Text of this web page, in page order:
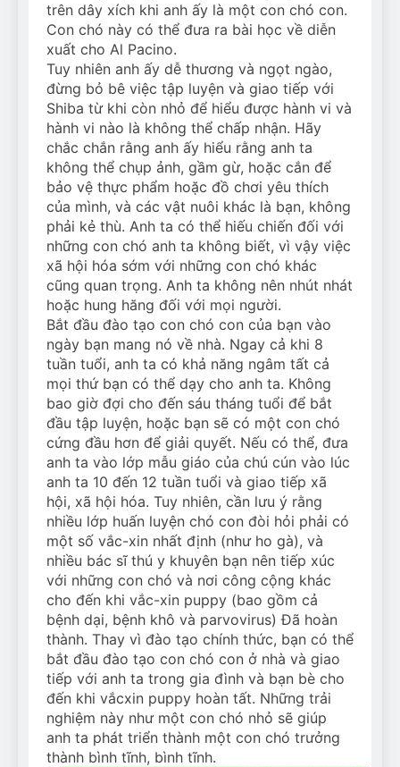
trên dây xích khi anh ấy là một con chó con.
Con chó này có thể đưa ra bài học về diễn
xuất cho Al Pacino.
Tuy nhiên anh ấy dễ thương và ngọt ngào,
đừng bỏ bê việc tập luyện và giao tiếp với
Shiba từ khi còn nhỏ để hiểu được hành vi và
hành vi nào là không thể chấp nhận. Hãy
chắc chắn rằng anh ấy hiểu rằng anh ta
không thể chụp ảnh, gầm gừ, hoặc cắn để
bảo vệ thực phẩm hoặc đồ chơi yêu thích
của mình, và các vật nuôi khác là bạn, không
phải kẻ thù. Anh ta có thể hiếu chiến đối với
những con chó anh ta không biết, vì vậy việc
xã hội hóa sớm với những con chó khác
cũng quan trọng. Anh ta không nên nhút nhát
hoặc hung hăng đối với mọi người.
Bắt đầu đào tạo con chó con của bạn vào
ngày bạn mang nó về nhà. Ngay cả khi 8
tuần tuổi, anh ta có khả năng ngâm tất cả
mọi thứ bạn có thể dạy cho anh ta. Không
bao giờ đợi cho đến sáu tháng tuổi để bắt
đầu tập luyện, hoặc bạn sẽ có một con chó
cứng đầu hơn để giải quyết. Nếu có thể, đưa
anh ta vào lớp mẫu giáo của chú cún vào lúc
anh ta 10 đến 12 tuần tuổi và giao tiếp xã
hội, xã hội hóa. Tuy nhiên, cần lưu ý rằng
nhiều lớp huấn luyện chó con đòi hỏi phải có
một số vắc-xin nhất định (như ho gà), và
nhiều bác sĩ thú y khuyên bạn nên tiếp xúc
với những con chó và nơi công cộng khác
cho đến khi vắc-xin puppy (bao gồm cả
bệnh dại, bệnh khô và parvovirus) Đã hoàn
thành. Thay vì đào tạo chính thức, bạn có thể
bắt đầu đào tạo con chó con ở nhà và giao
tiếp với anh ta trong gia đình và bạn bè cho
đến khi vắcxin puppy hoàn tất. Những trải
nghiệm này như một con chó nhỏ sẽ giúp
anh ta phát triển thành một con chó trưởng
thành bình tĩnh, bình tĩnh.